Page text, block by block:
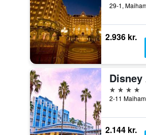
2.936 kr.
4 stjerner
2.144 kr.